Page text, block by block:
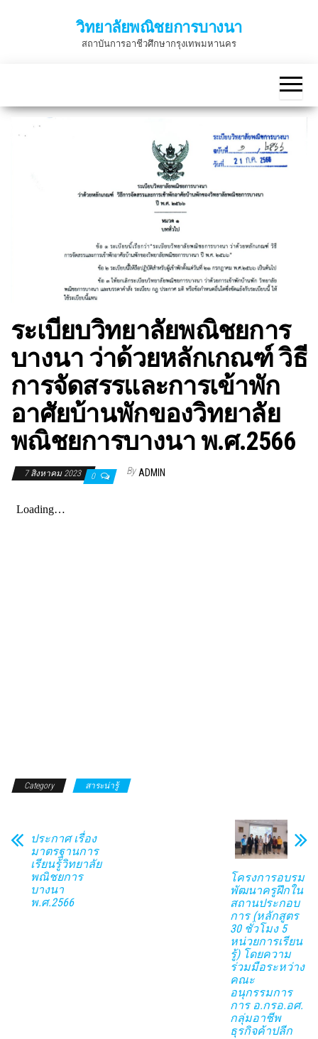
วิทยาลัยพณิชยการบางนา
สถาบันการอาชีวศึกษากรุงเทพมหานคร
ระเบียบวิทยาลัยพณิชยการ
บางนา ว่าด้วยหลักเกณฑ์ วิธี
การจัดสรรและการเข้าพัก
อาศัยบ้านพักของวิทยาลัย
พณิชยการบางนา พ.ศ.2566
7 สิงหาคม 2023 0 By ADMIN
Category สาระน่ารู้
ประกาศ เรื่อง
มาตรฐานการ
เรียนรู้วิทยาลัย
พณิชยการ
บางนา
พ.ศ.2566
โครงการอบรม
พัฒนาครูฝึกใน
สถานประกอบ
การ (หลักสูตร
30 ชั่วโมง 5
หน่วยการเรียน
รู้) โดยความ
ร่วมมือระหว่าง
คณะ
อนุกรรมการ
การ อ.กรอ.อศ.
กลุ่มอาชีพ
ธุรกิจค้าปลีก